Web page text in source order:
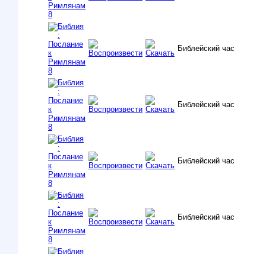
Библейский час
Библейский час
Библейский час
Библейский час